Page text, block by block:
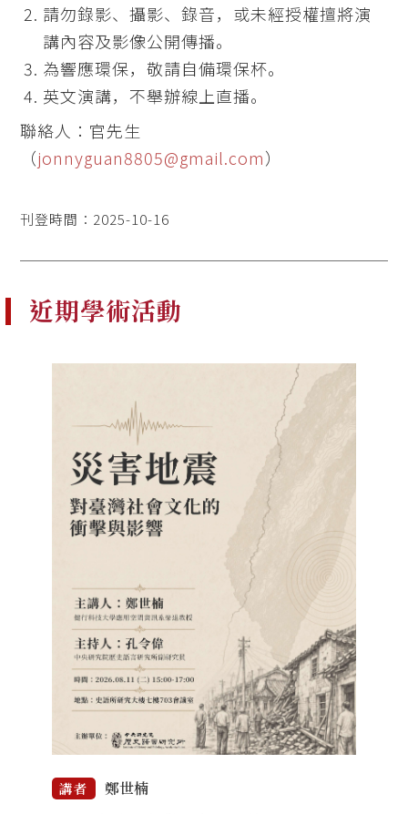
請勿錄影、攝影、錄音，或未經授權擅將演
講內容及影像公開傳播。
為響應環保，敬請自備環保杯。
英文演講，不舉辦線上直播。
聯絡人：官先生
（jonnyguan8805@gmail.com）
刊登時間：2025-10-16
近期學術活動
講者 鄭世楠